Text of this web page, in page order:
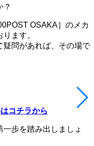
？
OSAKA］のメカ
ます。
疑問があれば、その場で
コチラから
歩を踏み出しましょ